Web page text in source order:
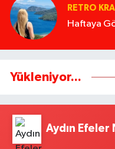
RETRO
Haftaya
Yükleniyor...
Aydın